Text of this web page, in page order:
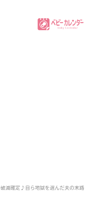
滅確定♪自ら地獄を選んだ夫の末路